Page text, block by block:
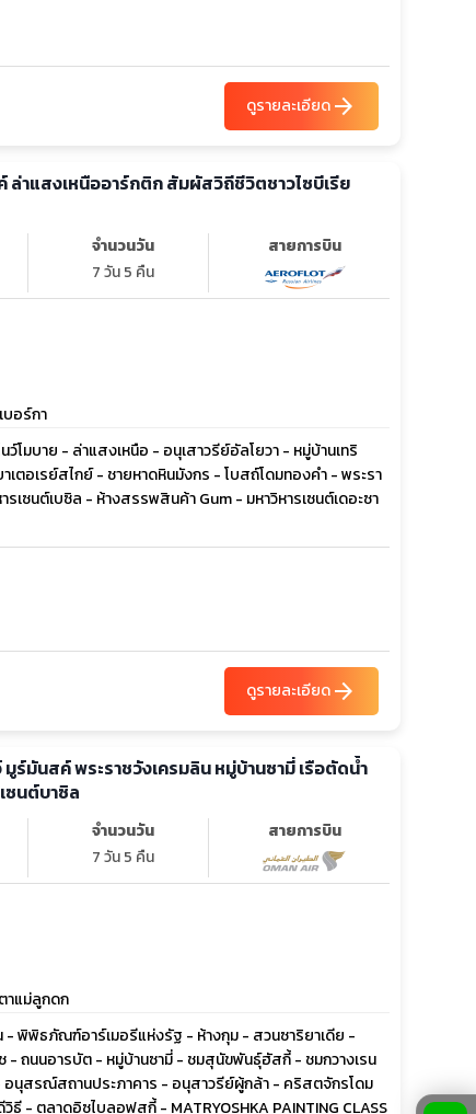
ดูรายละเอียดarrow_forward
ล่าแสงเหนืออาร์กติก สัมผัสวิถีชีวิตชาวไซบีเรีย
จำนวนวัน
7 วัน 5 คืน
สายการบิน
บอร์กา
มบาย - ล่าแสงเหนือ - อนุเสาวรีย์อัลโยวา - หมู่บ้านเทริ
เตอเรย์สไกย์ - ชายหาดหินมังกร - โบสถ์โดมทองคำ - พระรา
นต์เบซิล - ห้างสรรพสินค้า Gum - มหาวิหารเซนต์เดอะซา
ดูรายละเอียดarrow_forward
ร์มันสค์ พระราชวังเครมลิน หมู่บ้านซามี่ เรือตัดน้ำ
ซนต์บาซิล
จำนวนวัน
7 วัน 5 คืน
สายการบิน
าแม่ลูกดก
- พิพิธภัณฑ์อาร์เมอรีแห่งรัฐ - ห้างกุม - สวนซาริยาเดีย -
- ถนนอารบัต - หมู่บ้านซามี่ - ชมสุนัขพันธุ์ฮัสกี้ - ชมกวางเรน
นุสรณ์สถานประภาคาร - อนุสาวรีย์ผู้กล้า - คริสตจักรโดม
- ตลาดอิซไบลอฟสกี้ - MATRYOSHKA PAINTING CLASS